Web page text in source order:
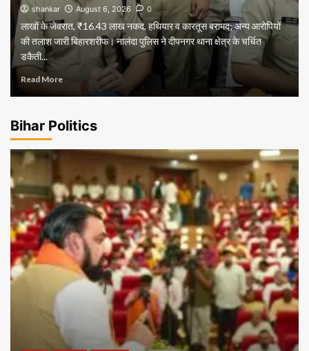
shankar August 6, 2026 0
लाखों के जेवरात, ₹16.43 लाख नकद, हथियार व कारतूस बरामद; अन्य आरोपियों
की तलाश जारी बिहारशरीफ। नालंदा पुलिस ने दीपनगर थाना क्षेत्र के चर्चित
डकैती...
Read More
Bihar Politics